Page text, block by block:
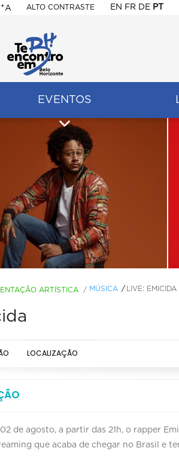
+A ALTO CONTRASTE EN FR DE PT
EVENTOS
ARTÍSTICA / MÚSICA LIVE: EMICIDA
LOCALIZAÇÃO
de agosto, a partir das 21h, o rapper
que acaba de chegar no Brasil e